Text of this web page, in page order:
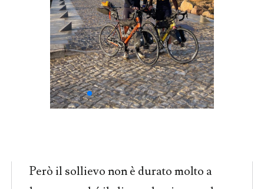
Però il sollievo non è durato molto a